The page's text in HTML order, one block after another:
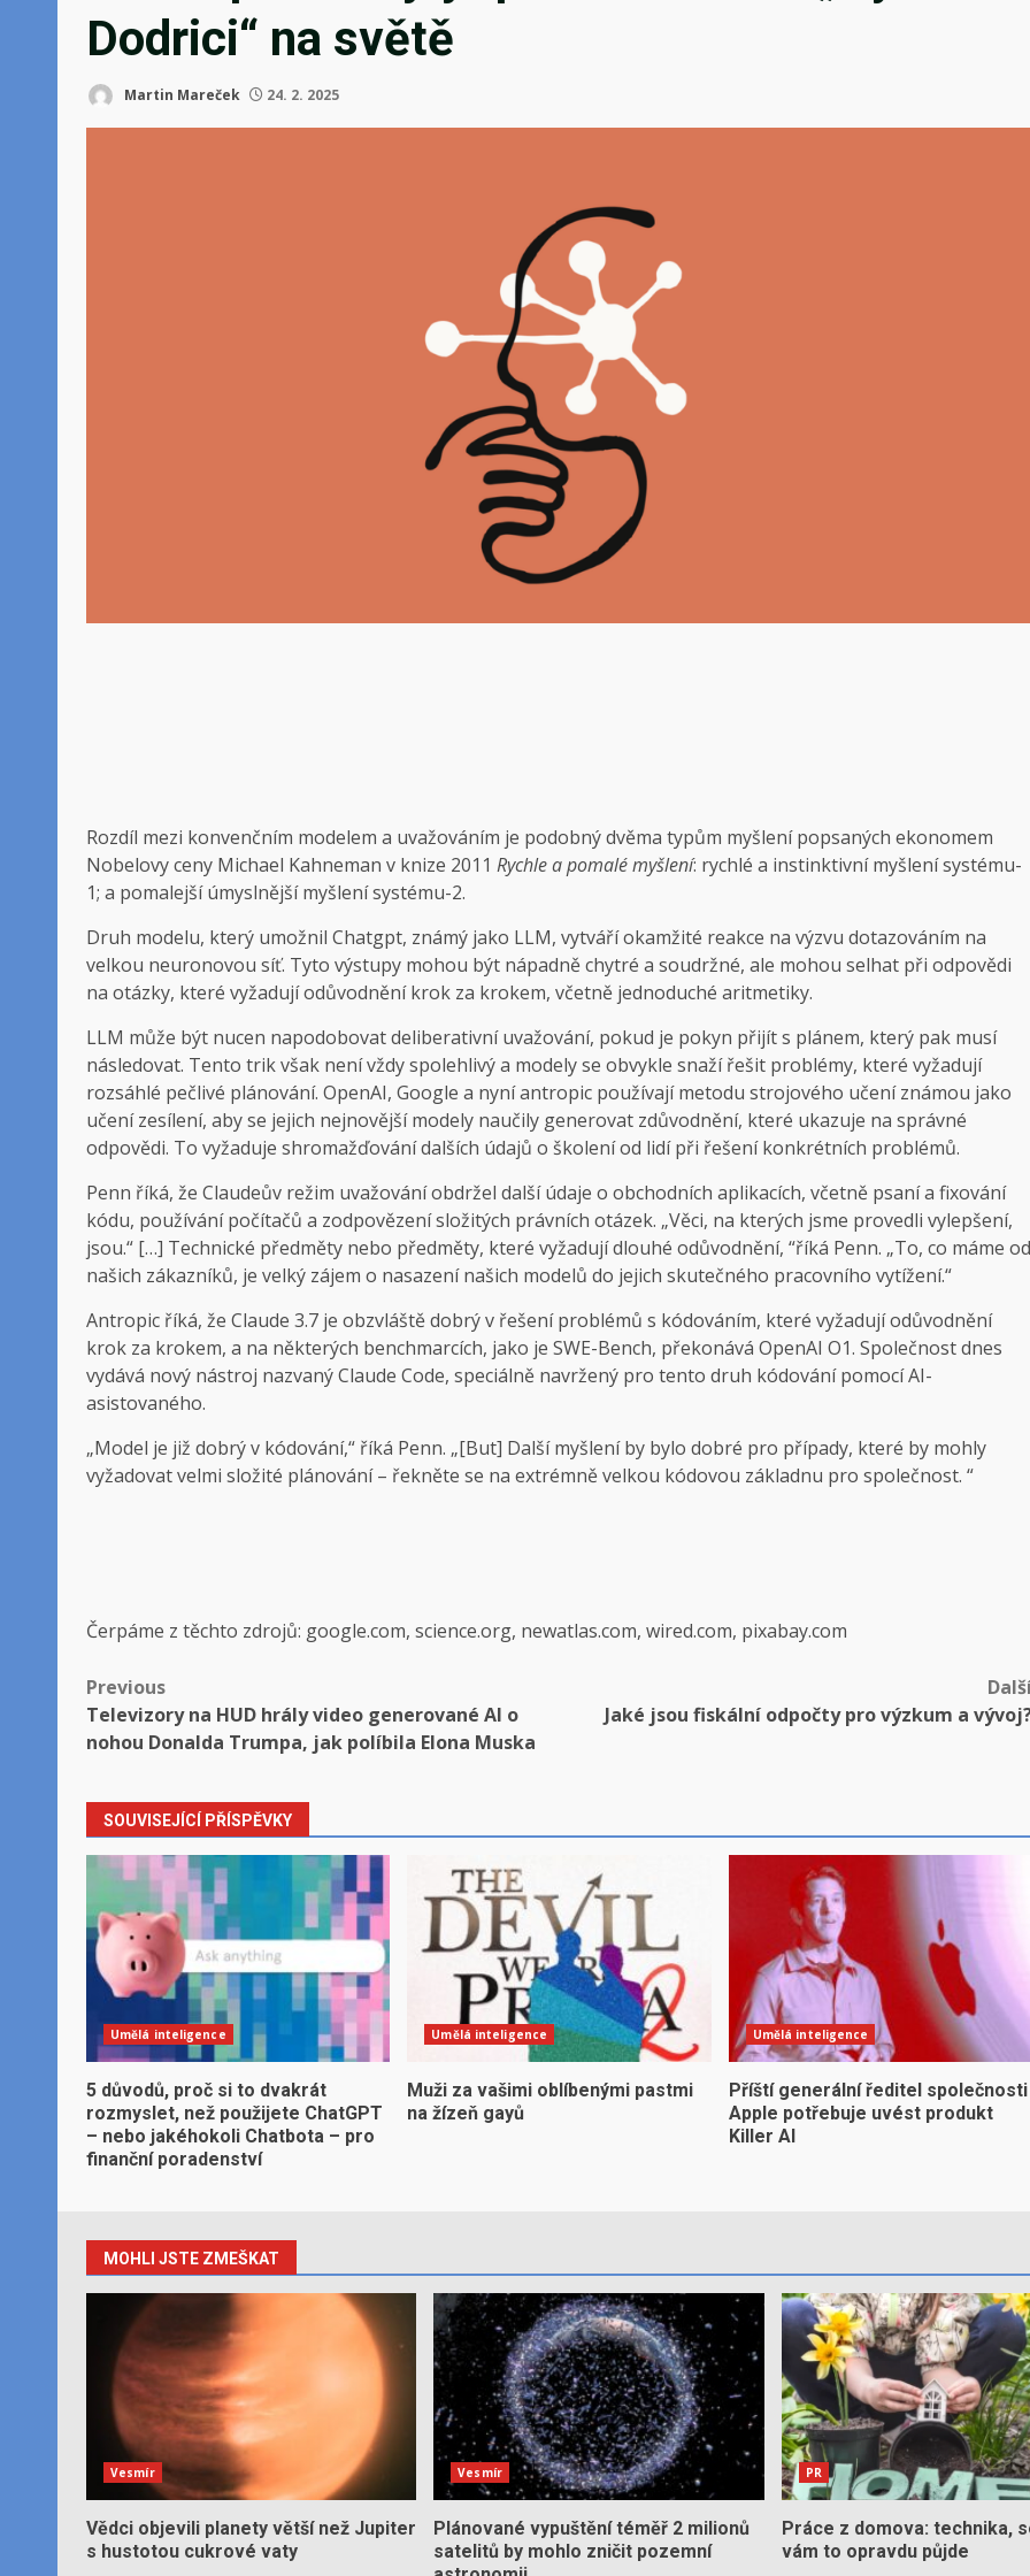
Dodrici“ na světě
Martin Mareček 24. 2. 2025
Rozdíl mezi konvenčním modelem a uvažováním je podobný dvěma typům myšlení popsaných ekonomem
Nobelovy ceny Michael Kahneman v knize 2011 Rychle a pomalé myšlení: rychlé a instinktivní myšlení systému-
1; a pomalejší úmyslnější myšlení systému-2.
Druh modelu, který umožnil Chatgpt, známý jako LLM, vytváří okamžité reakce na výzvu dotazováním na
velkou neuronovou síť. Tyto výstupy mohou být nápadně chytré a soudržné, ale mohou selhat při odpovědi
na otázky, které vyžadují odůvodnění krok za krokem, včetně jednoduché aritmetiky.
LLM může být nucen napodobovat deliberativní uvažování, pokud je pokyn přijít s plánem, který pak musí
následovat. Tento trik však není vždy spolehlivý a modely se obvykle snaží řešit problémy, které vyžadují
rozsáhlé pečlivé plánování. OpenAI, Google a nyní antropic používají metodu strojového učení známou jako
učení zesílení, aby se jejich nejnovější modely naučily generovat zdůvodnění, které ukazuje na správné
odpovědi. To vyžaduje shromažďování dalších údajů o školení od lidí při řešení konkrétních problémů.
Penn říká, že Claudeův režim uvažování obdržel další údaje o obchodních aplikacích, včetně psaní a fixování
kódu, používání počítačů a zodpovězení složitých právních otázek. „Věci, na kterých jsme provedli vylepšení,
jsou.“ […] Technické předměty nebo předměty, které vyžadují dlouhé odůvodnění, “říká Penn. „To, co máme od
našich zákazníků, je velký zájem o nasazení našich modelů do jejich skutečného pracovního vytížení.“
Antropic říká, že Claude 3.7 je obzvláště dobrý v řešení problémů s kódováním, které vyžadují odůvodnění
krok za krokem, a na některých benchmarcích, jako je SWE-Bench, překonává OpenAI O1. Společnost dnes
vydává nový nástroj nazvaný Claude Code, speciálně navržený pro tento druh kódování pomocí AI-
asistovaného.
„Model je již dobrý v kódování,“ říká Penn. „[But] Další myšlení by bylo dobré pro případy, které by mohly
vyžadovat velmi složité plánování – řekněte se na extrémně velkou kódovou základnu pro společnost. “
Čerpáme z těchto zdrojů: google.com, science.org, newatlas.com, wired.com, pixabay.com
Post
navigation
Previous
Televizory na HUD hrály video generované AI o
nohou Donalda Trumpa, jak políbila Elona Muska
Jaké jsou fiskální odpočty pro výzkum a
SOUVISEJÍCÍ PŘÍSPĚVKY
Umělá inteligence
5 důvodů, proč si to dvakrát
rozmyslet, než použijete ChatGPT
– nebo jakéhokoli Chatbota – pro
finanční poradenství
Umělá inteligence
Muži za vašimi oblíbenými pastmi
na žízeň gayů
Umělá inteligence
Příští generální ředitel společnosti
Apple potřebuje uvést produkt
Killer AI
MOHLI JSTE ZMEŠKAT
Vesmír
Vědci objevili planety větší než Jupiter
s hustotou cukrové vaty
Vesmír
Plánované vypuštění téměř 2 milionů
satelitů by mohlo zničit pozemní
PR
Práce z domova: technika,
vám to opravdu půjde